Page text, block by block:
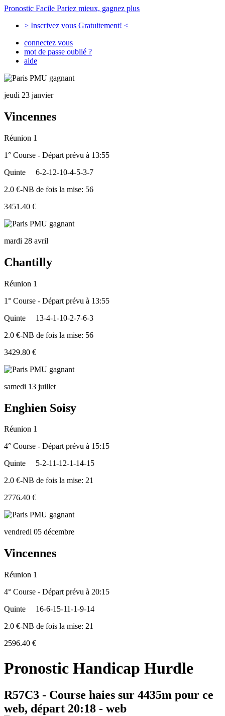
Pronostic Facile Pariez mieux, gagnez plus
> Inscrivez vous Gratuitement! <
connectez vous
mot de passe oublié ?
aide
jeudi 23 janvier
Vincennes
Réunion 1
1° Course - Départ prévu à 13:55
Quinte
6-2-12-10-4-5-3-7
2.0 €-NB de fois la mise: 56
3451.40 €
mardi 28 avril
Chantilly
Réunion 1
1° Course - Départ prévu à 13:55
Quinte
13-4-1-10-2-7-6-3
2.0 €-NB de fois la mise: 56
3429.80 €
samedi 13 juillet
Enghien Soisy
Réunion 1
4° Course - Départ prévu à 15:15
Quinte
5-2-11-12-1-14-15
2.0 €-NB de fois la mise: 21
2776.40 €
vendredi 05 décembre
Vincennes
Réunion 1
4° Course - Départ prévu à 20:15
Quinte
16-6-15-11-1-9-14
2.0 €-NB de fois la mise: 21
2596.40 €
Pronostic Handicap Hurdle
R57C3 - Course haies sur 4435m pour ce
web, départ 20:18 - web